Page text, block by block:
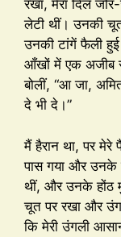
रखा, मेरा दिल
लेटी थीं। उनकी
उनकी टांगें फैली
आँखों में एक अजीब
बोलीं, “आ जा,
दे भी दे।”
मैं हैरान था, पर
पास गया और उनके
थीं, और उनके होंठ
चूत पर रखा और
कि मेरी उंगली